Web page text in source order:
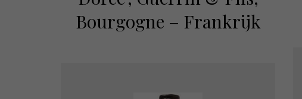
Bourgogne – Frankrijk